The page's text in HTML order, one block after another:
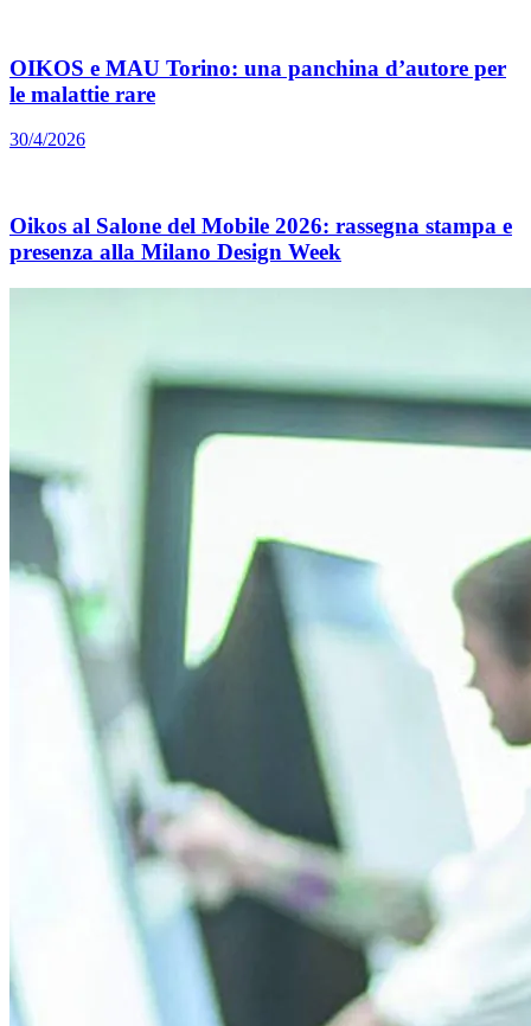
OIKOS e MAU Torino: una panchina d’autore per
le malattie rare
30/4/2026
Oikos al Salone del Mobile 2026: rassegna stampa e
presenza alla Milano Design Week